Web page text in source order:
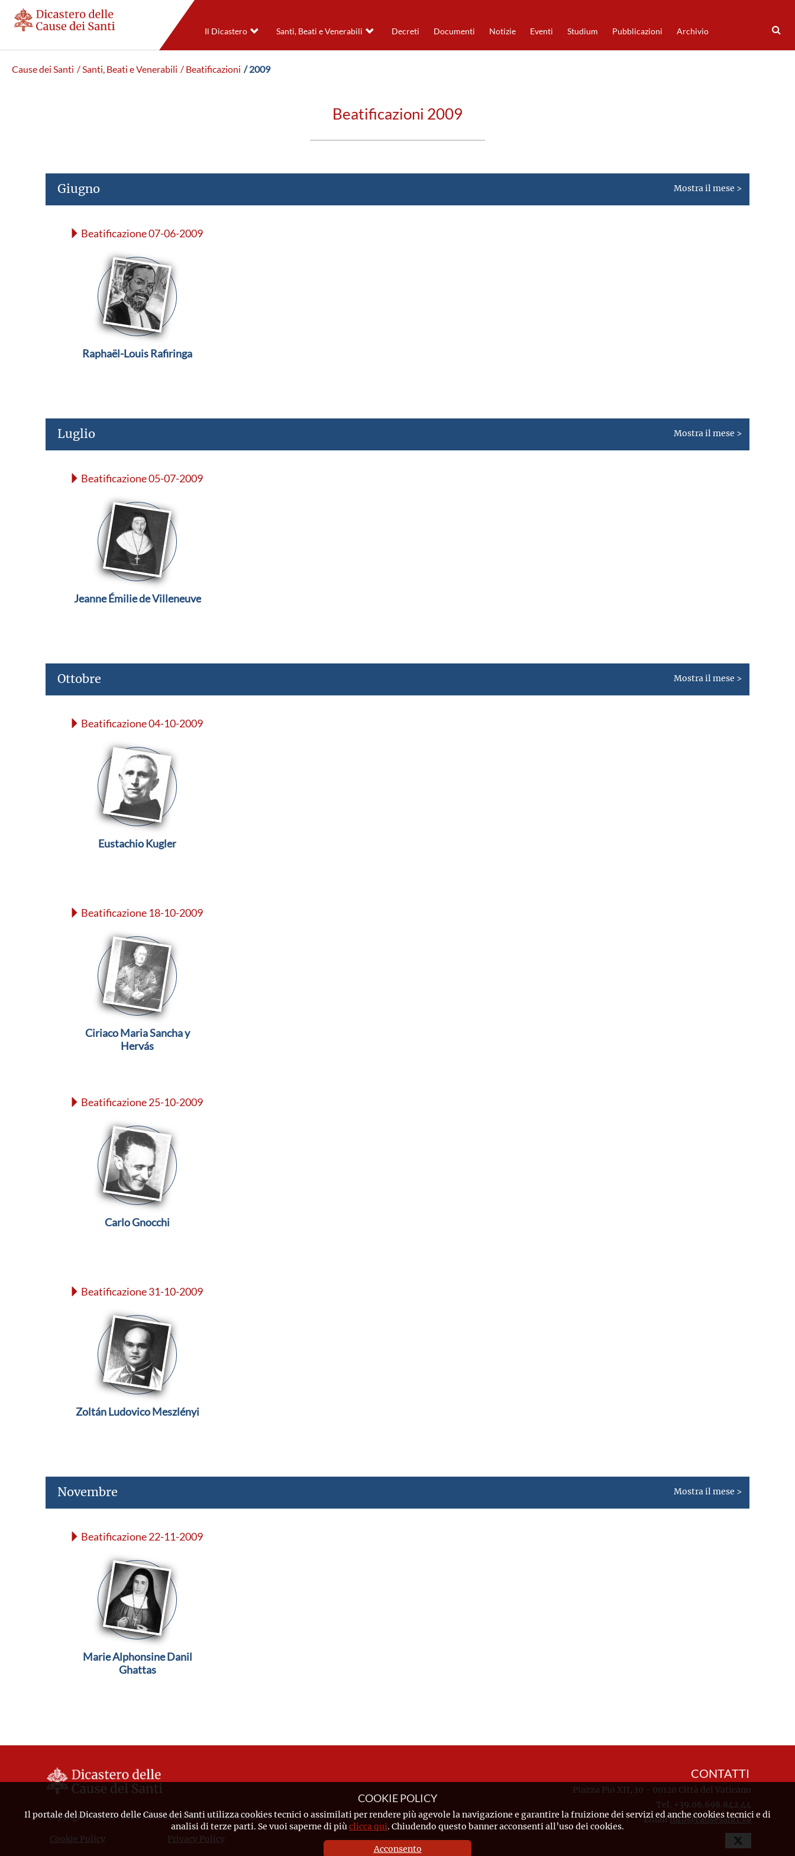
Il Dicastero Santi, Beati e Venerabili Decreti Documenti Notizie Eventi Studium Pubblicazioni Archivio
Cause dei Santi / Santi, Beati e Venerabili / Beatificazioni / 2009
Beatificazioni 2009
Giugno Mostra il mese >
Beatificazione 07-06-2009
Raphaël-Louis Rafiringa
Luglio Mostra il mese >
Beatificazione 05-07-2009
Jeanne Émilie de Villeneuve
Ottobre Mostra il mese >
Beatificazione 04-10-2009
Eustachio Kugler
Beatificazione 18-10-2009
Ciriaco Maria Sancha y
Hervás
Beatificazione 25-10-2009
Carlo Gnocchi
Beatificazione 31-10-2009
Zoltán Ludovico Meszlényi
Novembre Mostra il mese >
Beatificazione 22-11-2009
Marie Alphonsine Danil
Ghattas
Copyright © 2019-2026 Dicastero delle Cause dei Santi
Cookie Policy Privacy Policy
CONTATTI
Piazza Pio XII, 10 - 00120 Città del Vaticano
Tel. +39.06.698.842.44
Emailinfo@causesanti.va
COOKIE POLICY
Il portale del Dicastero delle Cause dei Santi utilizza cookies tecnici o assimilati per rendere più agevole la navigazione e garantire la fruizione dei servizi ed anche cookies tecnici e di
analisi di terze parti. Se vuoi saperne di piùclicca qui. Chiudendo questo banner acconsenti all’uso dei cookies.
Acconsento